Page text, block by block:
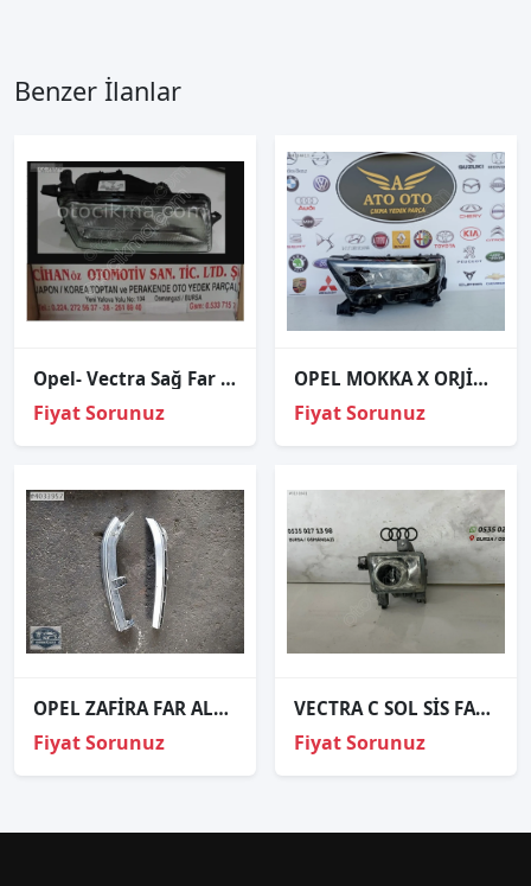
Benzer İlanlar
Opel- Vectra Sağ Far 1993 1996 (ORJINAL)
Fiyat Sorunuz
OPEL MOKKA X ORJİNAL ÇIKMA SOL FAR B
Fiyat Sorunuz
OPEL ZAFİRA FAR ALT ÇITASI SOL 90580661 LH
Fiyat Sorunuz
VECTRA C SOL SİS FARI ORJİNAL
Fiyat Sorunuz